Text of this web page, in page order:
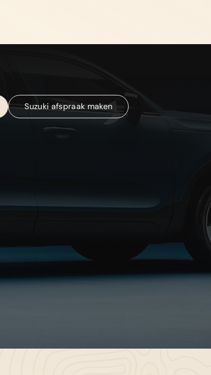
Suzuki afspraak maken
Suzuki afspraak maken